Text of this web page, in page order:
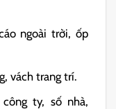
ngoài trời, ốp
vách trang trí.
ty, số nhà,